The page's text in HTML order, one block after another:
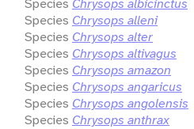
Species Chrysops albicinctus
Species Chrysops alleni
Species Chrysops alter
Species Chrysops altivagus
Species Chrysops amazon
Species Chrysops angaricus
Species Chrysops angolensis
Species Chrysops anthrax